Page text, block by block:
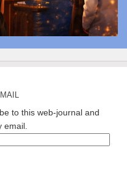
to this web-journal and
email.